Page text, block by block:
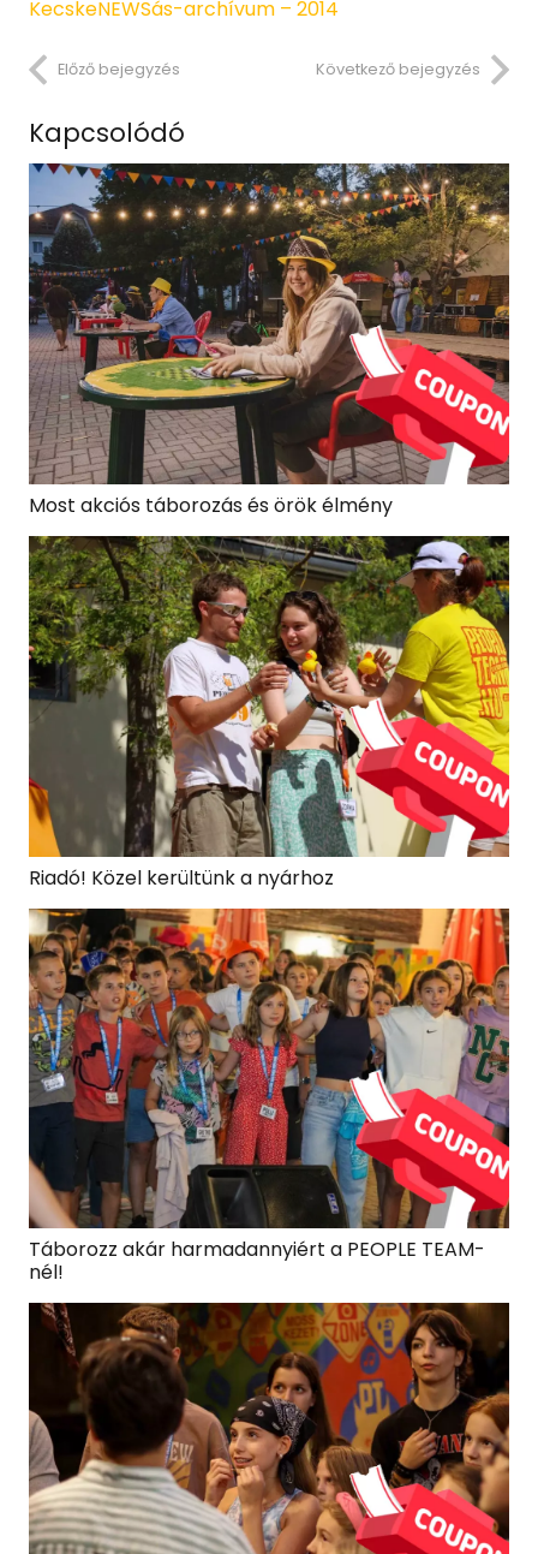
KecskeNEWSás-archívum – 2014
Előző bejegyzés Következő bejegyzés
Kapcsolódó
Most akciós táborozás és örök élmény
Riadó! Közel kerültünk a nyárhoz
Táborozz akár harmadannyiért a PEOPLE TEAM-
nél!